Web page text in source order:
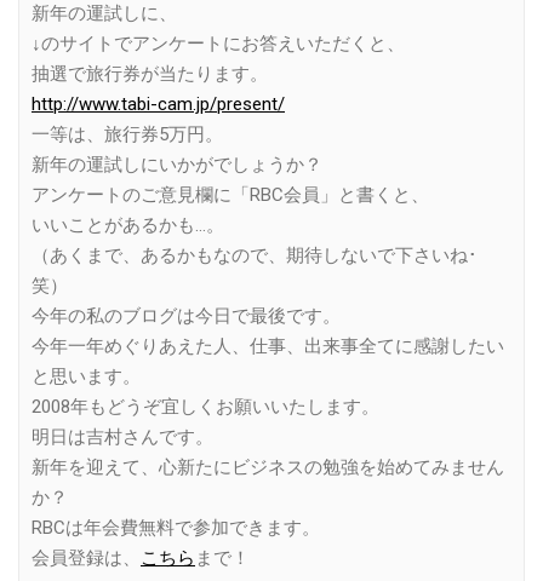
新年の運試しに、
↓のサイトでアンケートにお答えいただくと、
抽選で旅行券が当たります。
http://www.tabi-cam.jp/present/
一等は、旅行券5万円。
新年の運試しにいかがでしょうか？
アンケートのご意見欄に「RBC会員」と書くと、
いいことがあるかも…。
（あくまで、あるかもなので、期待しないで下さいね･
笑）
今年の私のブログは今日で最後です。
今年一年めぐりあえた人、仕事、出来事全てに感謝したい
と思います。
2008年もどうぞ宜しくお願いいたします。
明日は吉村さんです。
新年を迎えて、心新たにビジネスの勉強を始めてみません
か？
RBCは年会費無料で参加できます。
会員登録は、
こちら まで！